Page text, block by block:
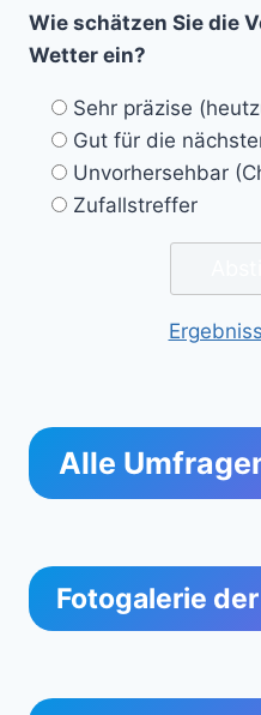
Wie schätzen Sie die
Wetter ein?
Sehr präzise
Gut für die
Unvorhersehbar
Zufallstreffer
Alle
Fotogalerie